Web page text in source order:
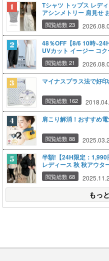
Tシャツ トップス レデ
アシンメトリー 肩見せ
オフショル 夏服 エレガ
せ シンプル カジュアル
XXL 大人女子 人気 おす
閲覧総数 23
48％OFF【8/6 10時
UVカット イージー コ
ツ カーブパンツ チノパ
高身長 洗濯可【 イージ
閲覧総数 21
マイナスプラス法で好
閲覧総数 162
肩こり解消！おすすめ
閲覧総数 88
半額!【24H限定：1,990
レディース 秋 秋アウタ
ンド 襟付き ジャケット
裏地付き カジュアル お
ト 】
閲覧総数 68
もっ